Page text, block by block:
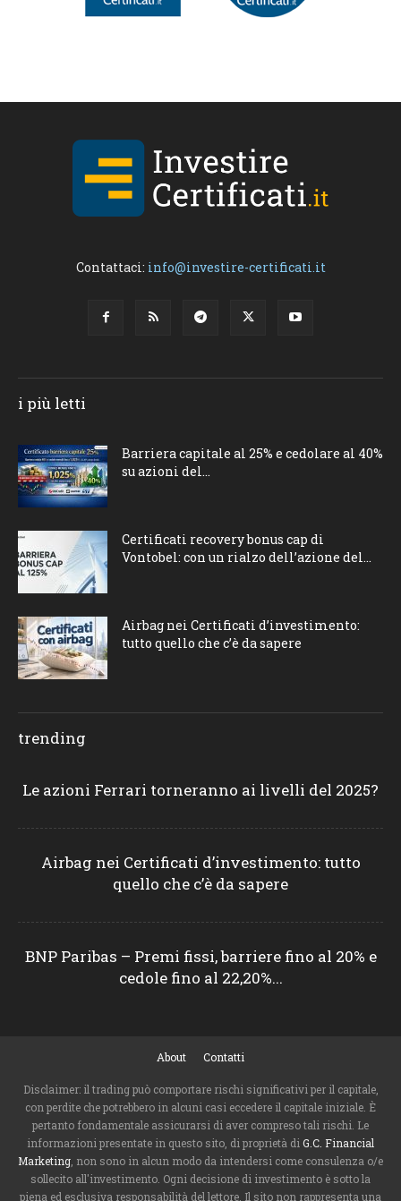
Contattaci: info@investire-certificati.it
i più letti
Barriera capitale al 25% e cedolare al 40%
su azioni del...
Certificati recovery bonus cap di
Vontobel: con un rialzo dell’azione del...
Airbag nei Certificati d’investimento:
tutto quello che c’è da sapere
trending
Le azioni Ferrari torneranno ai livelli del 2025?
Airbag nei Certificati d’investimento: tutto
quello che c’è da sapere
BNP Paribas – Premi fissi, barriere fino al 20% e
cedole fino al 22,20%...
About Contatti
Disclaimer: il trading può comportare rischi significativi per il capitale,
con perdite che potrebbero in alcuni casi eccedere il capitale iniziale. È
pertanto fondamentale assicurarsi di aver compreso tali rischi. Le
informazioni presentate in questo sito, di proprietà diG.C. Financial
Marketing, non sono in alcun modo da intendersi come consulenza o/e
sollecito all'investimento. Ogni decisione di investimento è sotto la
piena ed esclusiva responsabilità del lettore. Il sito non rappresenta una